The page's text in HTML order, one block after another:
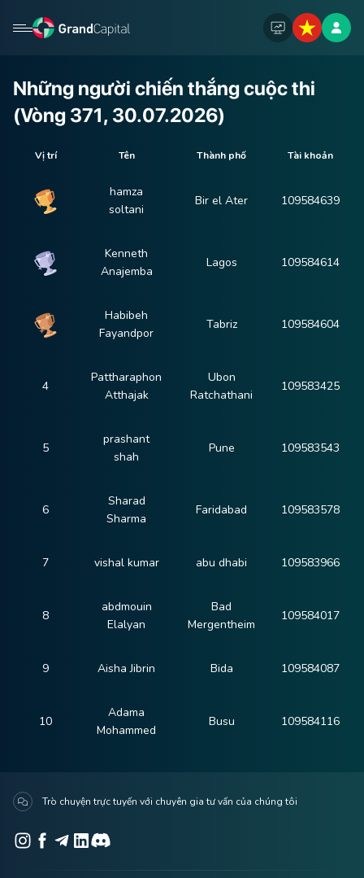
Những người chiến thắng cuộc thi
(Vòng 371, 30.07.2026)
Vị trí Tên Thành phố Tài khoản
hamza
soltani
Bir el Ater 109584639
Kenneth
Anajemba
Lagos 109584614
Habibeh
Fayandpor
Tabriz 109584604
4
Pattharaphon
Atthajak
Ubon
Ratchathani
109583425
5
prashant
shah
Pune 109583543
6
Sharad
Sharma
Faridabad 109583578
7 vishal kumar abu dhabi 109583966
8
abdmouin
Elalyan
Bad
Mergentheim
109584017
9 Aisha Jibrin Bida 109584087
10
Adama
Mohammed
Busu 109584116
Trò chuyện trực tuyến với chuyên gia tư vấn của chúng tôi